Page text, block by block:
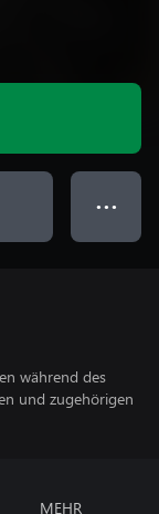
● ● ●
während des
und zugehörigen
MEHR